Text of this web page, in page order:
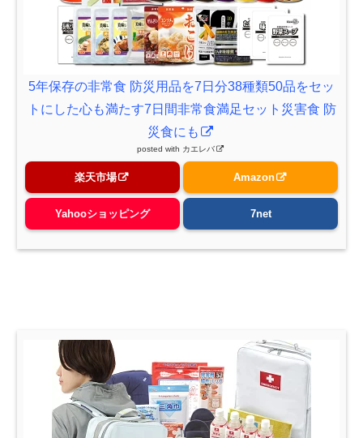
5年保存の非常食 防災用品を7日分38種類50品をセッ
トにした心も満たす7日間非常食満足セット災害食 防
災食にも
posted with カエレバ
楽天市場 Amazon
Yahooショッピング 7net